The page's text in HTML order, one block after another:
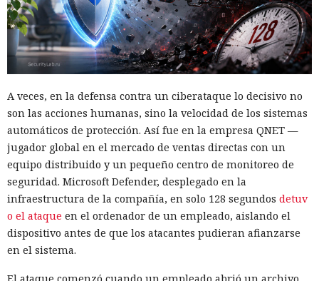
A veces, en la defensa contra un ciberataque lo decisivo no
son las acciones humanas, sino la velocidad de los sistemas
automáticos de protección. Así fue en la empresa QNET —
jugador global en el mercado de ventas directas con un
equipo distribuido y un pequeño centro de monitoreo de
seguridad. Microsoft Defender, desplegado en la
infraestructura de la compañía, en solo 128 segundos detuv
o el ataque en el ordenador de un empleado, aislando el
dispositivo antes de que los atacantes pudieran afianzarse
en el sistema.